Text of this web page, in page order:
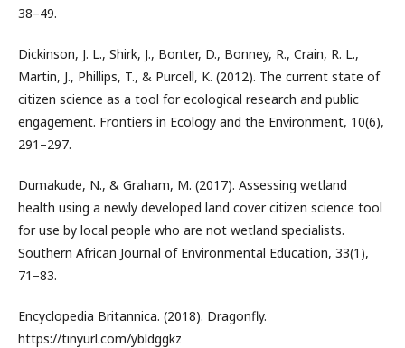
38–49.
Dickinson, J. L., Shirk, J., Bonter, D., Bonney, R., Crain, R. L.,
Martin, J., Phillips, T., & Purcell, K. (2012). The current state of
citizen science as a tool for ecological research and public
engagement. Frontiers in Ecology and the Environment, 10(6),
291–297.
Dumakude, N., & Graham, M. (2017). Assessing wetland
health using a newly developed land cover citizen science tool
for use by local people who are not wetland specialists.
Southern African Journal of Environmental Education, 33(1),
71–83.
Encyclopedia Britannica. (2018). Dragonfly.
https://tinyurl.com/ybldggkz